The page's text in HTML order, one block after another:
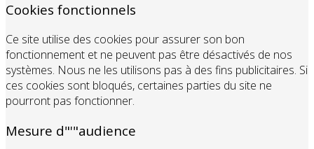
Cookies fonctionnels
Ce site utilise des cookies pour assurer son bon
fonctionnement et ne peuvent pas être désactivés de nos
systèmes. Nous ne les utilisons pas à des fins publicitaires. Si
ces cookies sont bloqués, certaines parties du site ne
pourront pas fonctionner.
Mesure d"'"audience